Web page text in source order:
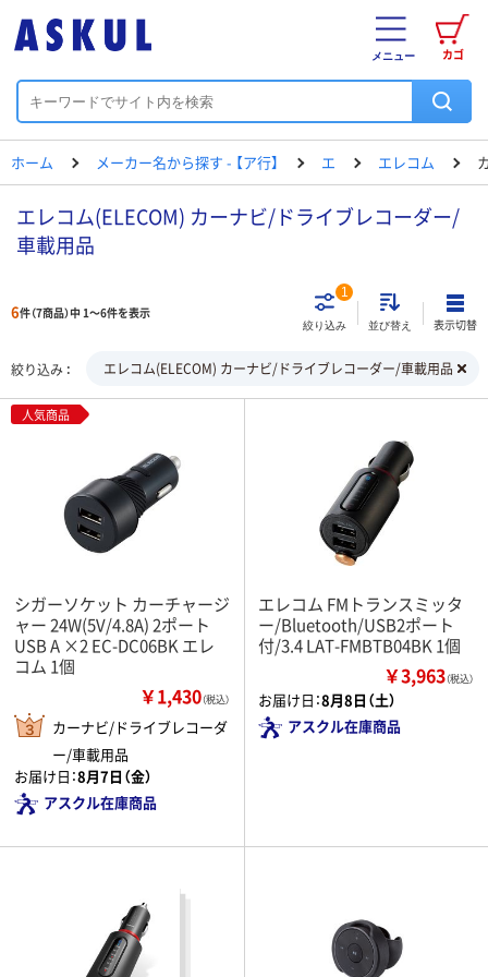
カゴ
メニュー
ホーム メーカー名から探す - 【ア行】 エ エレコム
エレコム(ELECOM) カーナビ/ドライブレコーダー/
車載用品
6件（7商品）中 1～6件を表示
絞り込み
1
並び替え 表示切替
絞り込み エレコム(ELECOM) カーナビ/ドライブレコーダー/車載用品
人気商品
シガーソケット カーチャージ
ャー 24W(5V/4.8A) 2ポート
USB A ×2 EC-DC06BK エレ
コム 1個
￥1,430（税込）
カーナビ/ドライブレコーダ
ー/車載用品
お届け日：8月7日（金）
アスクル在庫商品
エレコム FMトランスミッタ
ー/Bluetooth/USB2ポート
付/3.4 LAT-FMBTB04BK 1個
￥3,963（税込）
お届け日：8月8日（土）
アスクル在庫商品